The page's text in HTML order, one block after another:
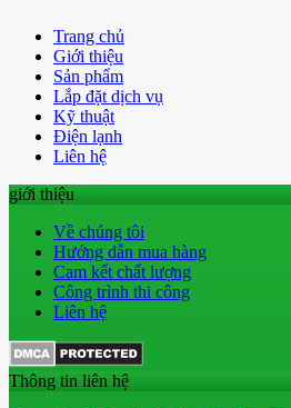
Trang chủ
Giới thiệu
Sản phẩm
Lắp đặt dịch vụ
Kỹ thuật
Điện lạnh
Liên hệ
giới thiệu
Về chúng tôi
Hướng dẫn mua hàng
Cam kết chất lượng
Công trình thi công
Liên hệ
Thông tin liên hệ